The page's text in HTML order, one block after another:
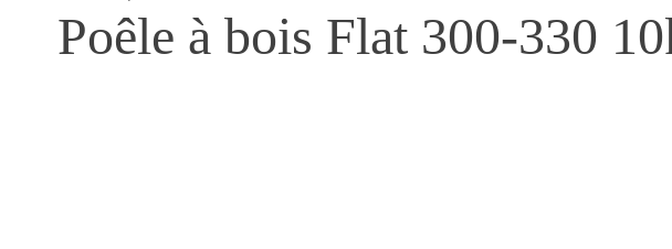
Poêle à bois Flat 300-330